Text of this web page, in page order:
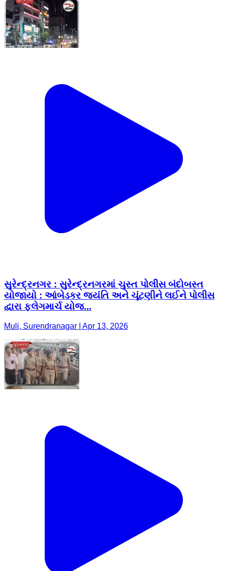
સુરેન્દ્રનગર : સુરેન્દ્રનગરમાં ચુસ્ત પોલીસ બંદોબસ્ત
યોજાયો : આંબેડકર જયંતિ અને ચૂંટણીને લઈને પોલીસ
દ્વારા ફ્લેગમાર્ચ યોજ...
Muli, Surendranagar | Apr 13, 2026